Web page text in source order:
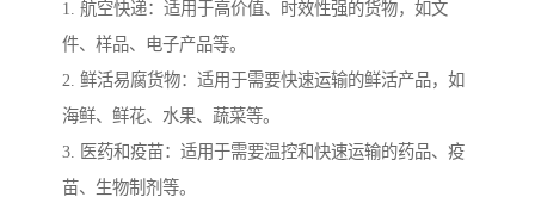
1. 航空快递：适用于高价值、时效性强的货物，如文
件、样品、电子产品等。
2. 鲜活易腐货物：适用于需要快速运输的鲜活产品，如
海鲜、鲜花、水果、蔬菜等。
3. 医药和疫苗：适用于需要温控和快速运输的药品、疫
苗、生物制剂等。